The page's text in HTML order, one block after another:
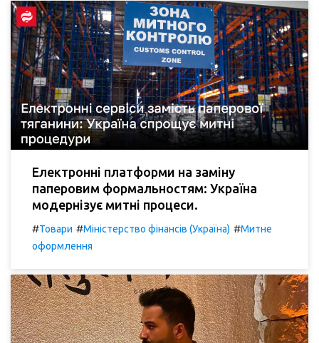
Електронні платформи на заміну
паперовим формальностям: Україна
модернізує митні процеси.
#Товари #Міністерство фінансів (Україна) #Митне
оформлення